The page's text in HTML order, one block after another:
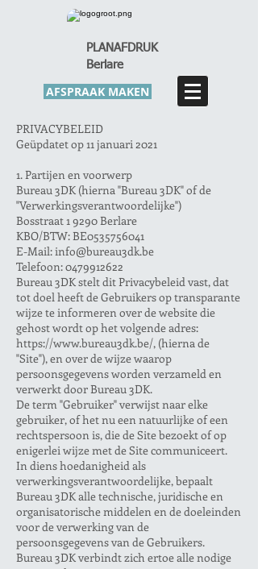
PLANAFDRUK
Berlare
AFSPRAAK MAKEN
PRIVACYBELEID
Geüpdatet op 11 januari 2021
1. Partijen en voorwerp
Bureau 3DK (hierna "Bureau 3DK" of de
"Verwerkingsverantwoordelijke")
Bosstraat 1 9290 Berlare
KBO/BTW: BE0535756041
E-Mail: info@bureau3dk.be
Telefoon: 0479912622
Bureau 3DK stelt dit Privacybeleid vast, dat
tot doel heeft de Gebruikers op transparante
wijze te informeren over de website die
gehost wordt op het volgende adres:
https://www.bureau3dk.be/, (hierna de
"Site"), en over de wijze waarop
persoonsgegevens worden verzameld en
verwerkt door Bureau 3DK.
De term "Gebruiker" verwijst naar elke
gebruiker, of het nu een natuurlijke of een
rechtspersoon is, die de Site bezoekt of op
enigerlei wijze met de Site communiceert.
In diens hoedanigheid als
verwerkingsverantwoordelijke, bepaalt
Bureau 3DK alle technische, juridische en
organisatorische middelen en de doeleinden
voor de verwerking van de
persoonsgegevens van de Gebruikers.
Bureau 3DK verbindt zich ertoe alle nodige